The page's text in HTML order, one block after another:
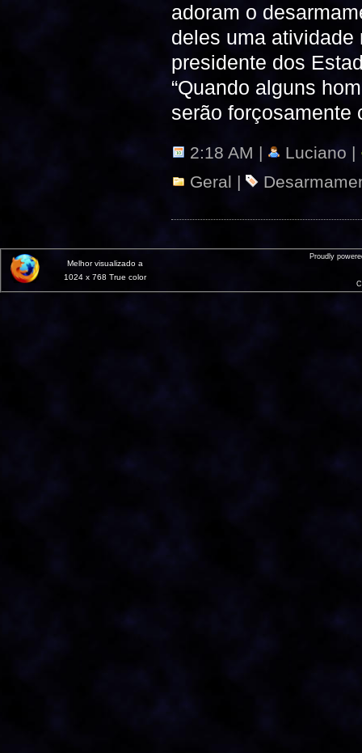
adoram o
deles uma atividade
presidente dos
“Quando alguns
serão forçosamente
2:18 AM |
Luciano |
Geral |
Melhor visualizado a
1024 x 768 True color
Proudly